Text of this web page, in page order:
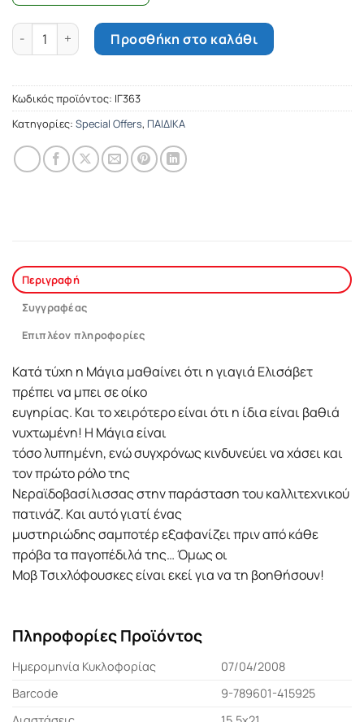
Οι μοβ τσιχλόφουσκες - η Μάγια και η γιαγιά της ποσότητα
Προσθήκη στο καλάθι
Κωδικός προϊόντος: ΙΓ363
Κατηγορίες: Special Offers, ΠΑΙΔΙΚΑ
Περιγραφή
Συγγραφέας
Επιπλέον πληροφορίες
Κατά τύχη η Μάγια μαθαίνει ότι η γιαγιά Ελισάβετ
πρέπει να μπει σε οίκο
ευγηρίας. Και το χειρότερο είναι ότι η ίδια είναι βαθιά
νυχτωμένη! Η Μάγια είναι
τόσο λυπημένη, ενώ συγχρόνως κινδυνεύει να χάσει και
τον πρώτο ρόλο της
Νεραϊδοβασίλισσας στην παράσταση του καλλιτεχνικού
πατινάζ. Και αυτό γιατί ένας
μυστηριώδης σαμποτέρ εξαφανίζει πριν από κάθε
πρόβα τα παγοπέδιλά της… Όμως οι
Μοβ Τσιχλόφουσκες είναι εκεί για να τη βοηθήσουν!
Πληροφορίες Προϊόντος
Ημερομηνία Κυκλοφορίας
07/04/2008
Barcode
9-789601-415925